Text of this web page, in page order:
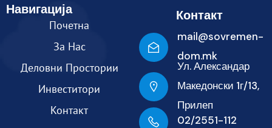
Навигација
Почетна
За Нас
Деловни Простории
Инвеститори
Контакт
Контакт
mail@sovremen-
dom.mk
Ул. Александар
Македонски 1г/13,
Прилеп
02/2551-112